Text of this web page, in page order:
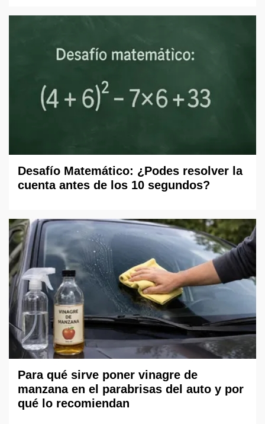
Desafío Matemático: ¿Podes resolver la
cuenta antes de los 10 segundos?
Para qué sirve poner vinagre de
manzana en el parabrisas del auto y por
qué lo recomiendan